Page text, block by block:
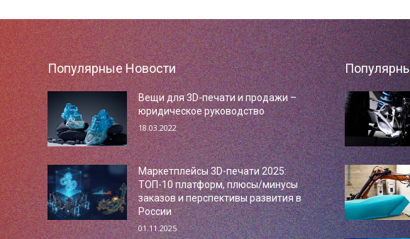
Популярные Новости
Вещи для 3D-печати и продажи –
юридическое руководство
18.03.2022
Маркетплейсы 3D-печати 2025:
ТОП-10 платформ, плюсы/минусы
заказов и перспективы развития в
России
01.11.2025